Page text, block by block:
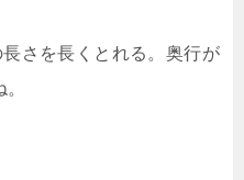
さを長くとれる。奥行が